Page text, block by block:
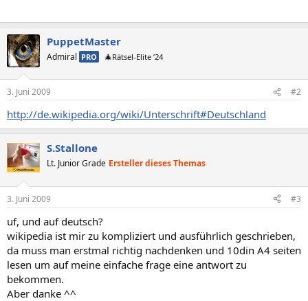
PuppetMaster
Admiral PRO 🎄Rätsel-Elite ’24
3. Juni 2009 #2
http://de.wikipedia.org/wiki/Unterschrift#Deutschland
S.Stallone
Lt. Junior Grade Ersteller dieses Themas
3. Juni 2009 #3
uf, und auf deutsch?
wikipedia ist mir zu kompliziert und ausführlich geschrieben,
da muss man erstmal richtig nachdenken und 10din A4 seiten
lesen um auf meine einfache frage eine antwort zu
bekommen.
Aber danke ^^